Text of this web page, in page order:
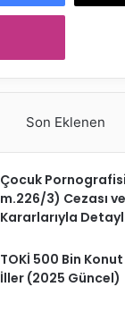
Son Eklenen
Çocuk
m.226/3) Cezası
Kararlarıyla
TOKİ 500 Bin
İller (2025 Güncel)